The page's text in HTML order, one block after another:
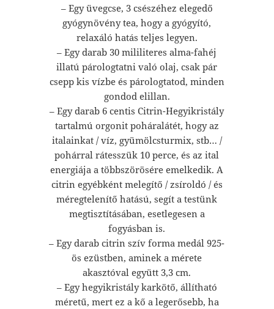
– Egy üvegcse, 3 csészéhez elegedő
gyógynövény tea, hogy a gyógyító,
relaxáló hatás teljes legyen.
– Egy darab 30 mililiteres alma-fahéj
illatú párologtatni való olaj, csak pár
csepp kis vízbe és párologtatod, minden
gondod elillan.
– Egy darab 6 centis Citrin-Hegyikristály
tartalmú orgonit poháralátét, hogy az
italainkat / víz, gyümölcsturmix, stb… /
pohárral rátesszük 10 perce, és az ital
energiája a többszörösére emelkedik. A
citrin egyébként melegítő / zsíroldó / és
méregtelenítő hatású, segít a testünk
megtisztításában, esetlegesen a
fogyásban is.
– Egy darab citrin szív forma medál 925-
ös ezüstben, aminek a mérete
akasztóval együtt 3,3 cm.
– Egy hegyikristály karkötő, állítható
méretű, mert ez a kő a legerősebb, ha